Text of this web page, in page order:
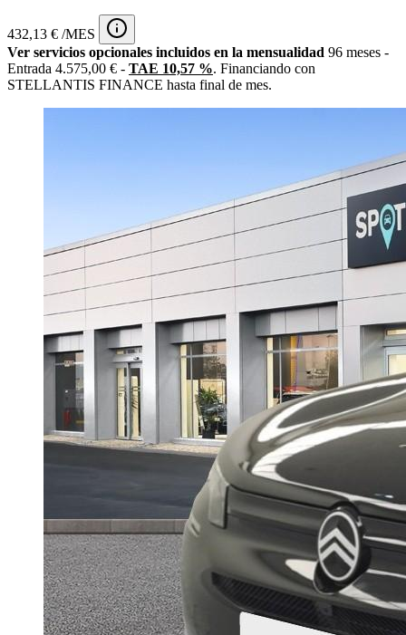
432,13 € /MES
Ver servicios opcionales incluidos en la mensualidad 96 meses -
Entrada 4.575,00 € - TAE 10,57 %. Financiando con
STELLANTIS FINANCE hasta final de mes.